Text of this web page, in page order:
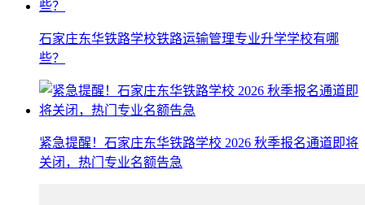
石家庄东华铁路学校铁路运输管理专业升学学校有哪
些？
紧急提醒！石家庄东华铁路学校 2026 秋季报名通道即将
关闭，热门专业名额告急